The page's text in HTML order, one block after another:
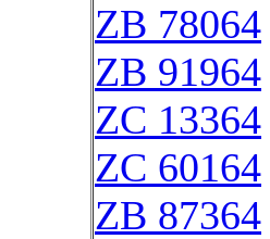
ZB 78064
ZB 91964
ZC 13364
ZC 60164
ZB 87364